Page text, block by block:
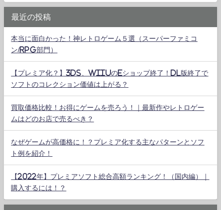
最近の投稿
本当に面白かった！神レトロゲーム５選（スーパーファミコ
ン/RPG部門）
【プレミア化？】3DS、WiiUのeショップ終了！DL版終了で
ソフトのコレクション価値は上がる？
買取価格比較！お得にゲームを売ろう！｜最新作やレトロゲー
ムはどのお店で売るべき？
なぜゲームが高価格に！？プレミア化する主なパターンとソフ
ト例を紹介！
【2022年】プレミアソフト総合高額ランキング！（国内編）｜
購入するには！？